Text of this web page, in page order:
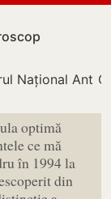
Național
optimă
ce mă
în 1994 la
din